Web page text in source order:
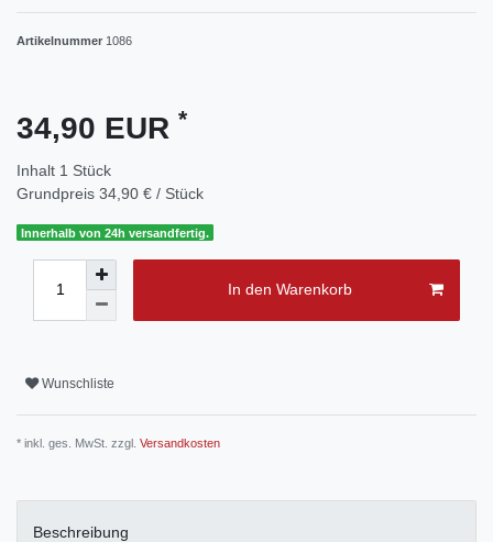
Artikelnummer 1086
34,90 EUR *
Inhalt 1 Stück
Grundpreis 34,90 € / Stück
Innerhalb von 24h versandfertig.
In den Warenkorb
Wunschliste
* inkl. ges. MwSt. zzgl. Versandkosten
Beschreibung